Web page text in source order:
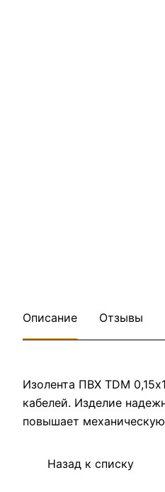
Описание Отзывы
Изолента ПВХ TDM
кабелей. Изделие
повышает
Назад к списку